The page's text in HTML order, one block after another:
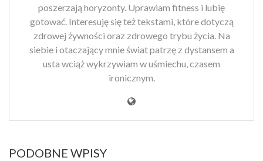
poszerzają horyzonty. Uprawiam fitness i lubię
gotować. Interesuję się też tekstami, które dotyczą
zdrowej żywności oraz zdrowego trybu życia. Na
siebie i otaczający mnie świat patrzę z dystansem a
usta wciąż wykrzywiam w uśmiechu, czasem
ironicznym.
PODOBNE WPISY